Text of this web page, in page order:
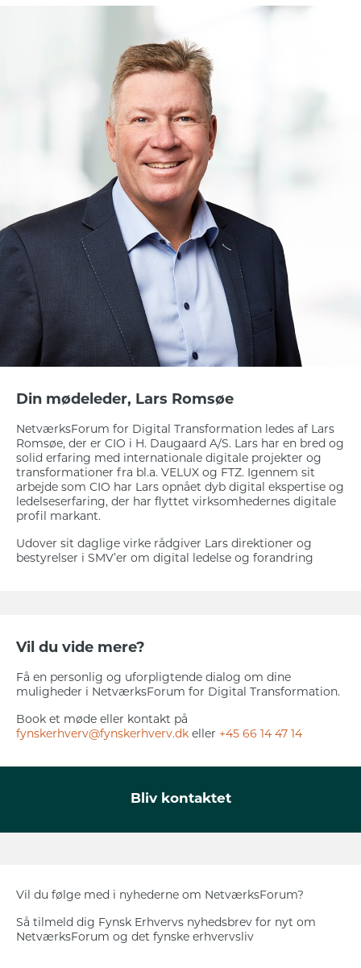
Din mødeleder, Lars Romsøe
NetværksForum for Digital Transformation ledes af Lars
Romsøe, der er CIO i H. Daugaard A/S. Lars har en bred og
solid erfaring med internationale digitale projekter og
transformationer fra bl.a. VELUX og FTZ. Igennem sit
arbejde som CIO har Lars opnået dyb digital ekspertise og
ledelseserfaring, der har flyttet virksomhedernes digitale
profil markant.
Udover sit daglige virke rådgiver Lars direktioner og
bestyrelser i SMV’er om digital ledelse og forandring
Vil du vide mere?
Få en personlig og uforpligtende dialog om dine
muligheder i NetværksForum for Digital Transformation.
Book et møde eller kontakt på
fynskerhverv@fynskerhverv.dk eller +45 66 14 47 14
Bliv kontaktet
Vil du følge med i nyhederne om NetværksForum?
Så tilmeld dig Fynsk Erhvervs nyhedsbrev for nyt om
NetværksForum og det fynske erhvervsliv